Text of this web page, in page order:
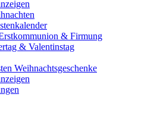
& Firmung
& Valentinstag
Weihnachtsgeschenke